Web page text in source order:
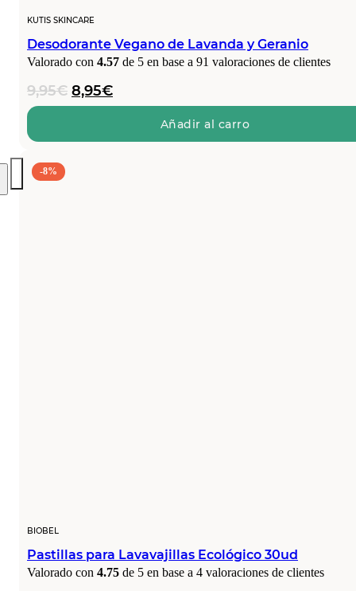
KUTIS SKINCARE
Desodorante Vegano de Lavanda y Geranio
Valorado con 4.57 de 5 en base a 91 valoraciones de clientes
9,95€ El
precio
era:
8,95€El
precio
es:
Añadir al carro
-8%
BIOBEL
Pastillas para Lavavajillas Ecológico 30ud
Valorado con 4.75 de 5 en base a 4 valoraciones de clientes